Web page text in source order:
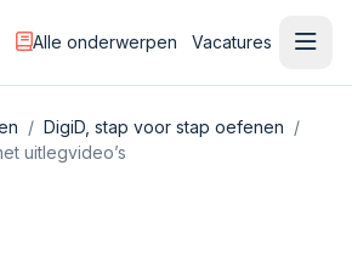
Alle onderwerpen Vacatures
/ DigiD, stap voor stap oefenen /
uitlegvideo’s